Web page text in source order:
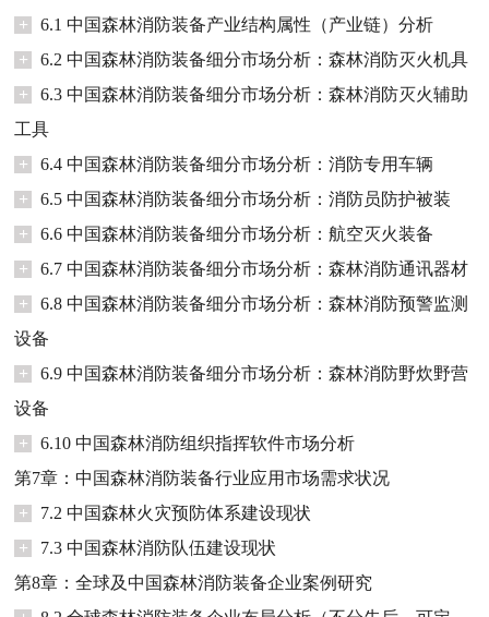
+
6.1 中国森林消防装备产业结构属性（产业链）分析
+
6.2 中国森林消防装备细分市场分析：森林消防灭火机具
+
6.3 中国森林消防装备细分市场分析：森林消防灭火辅助
工具
+
6.4 中国森林消防装备细分市场分析：消防专用车辆
+
6.5 中国森林消防装备细分市场分析：消防员防护被装
+
6.6 中国森林消防装备细分市场分析：航空灭火装备
+
6.7 中国森林消防装备细分市场分析：森林消防通讯器材
+
6.8 中国森林消防装备细分市场分析：森林消防预警监测
设备
+
6.9 中国森林消防装备细分市场分析：森林消防野炊野营
设备
+
6.10 中国森林消防组织指挥软件市场分析
第7章：中国森林消防装备行业应用市场需求状况
+
7.2 中国森林火灾预防体系建设现状
+
7.3 中国森林消防队伍建设现状
第8章：全球及中国森林消防装备企业案例研究